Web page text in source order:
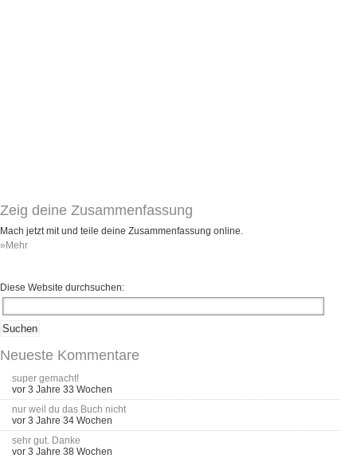
Zeig deine Zusammenfassung
Mach jetzt mit und teile deine Zusammenfassung online.
»Mehr
Diese Website durchsuchen:
Neueste Kommentare
super gemacht!
vor 3 Jahre 33 Wochen
nur weil du das Buch nicht
vor 3 Jahre 34 Wochen
sehr gut. Danke
vor 3 Jahre 38 Wochen